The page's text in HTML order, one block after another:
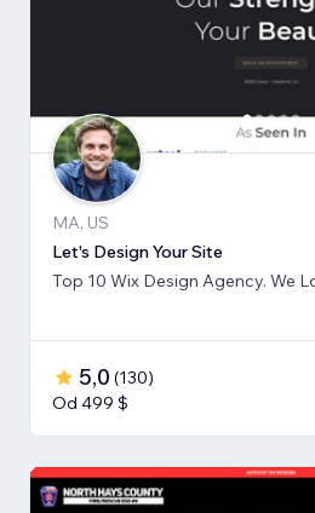
MA, US
Let's Design Your Site
Top 10 Wix Design Agency. We
5,0 (130)
Od 499 $